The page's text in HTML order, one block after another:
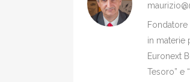
Fondatore
in materie
Euronext
Tesoro” e